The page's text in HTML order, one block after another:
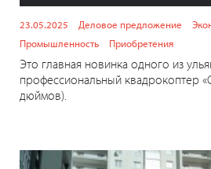
23.05.2025 Деловое предложение
Промышленность
Приобретения
Это главная новинка одного из
профессиональный квадрокоптер
дюймов).